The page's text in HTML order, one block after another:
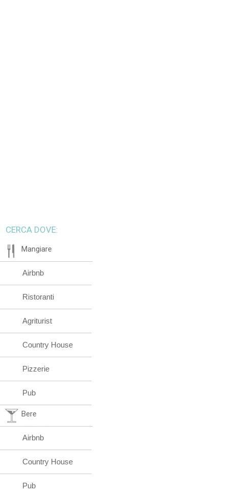
CERCA DOVE:
Mangiare
Airbnb
Ristoranti
Agriturist
Country House
Pizzerie
Pub
Bere
Airbnb
Country House
Pub